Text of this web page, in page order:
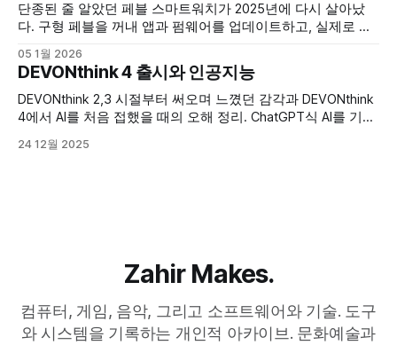
단종된 줄 알았던 페블 스마트워치가 2025년에 다시 살아났
다. 구형 페블을 꺼내 앱과 펌웨어를 업데이트하고, 실제로 다
05 1월 2026
DEVONthink 4 출시와 인공지능
DEVONthink 2,3 시절부터 써오며 느꼈던 감각과 DEVONthink
4에서 AI를 처음 접했을 때의 오해 정리. ChatGPT식 AI를 기대
24 12월 2025
Zahir Makes.
컴퓨터, 게임, 음악, 그리고 소프트웨어와 기술. 도구
와 시스템을 기록하는 개인적 아카이브. 문화예술과